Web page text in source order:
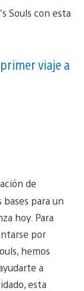
viaje a
de
para un
hoy. Para
por
hemos
a
esta